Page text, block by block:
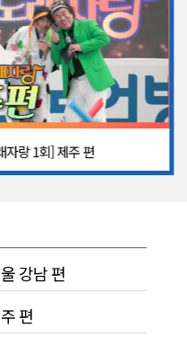
자랑 1회] 제주 편
강남 편
편